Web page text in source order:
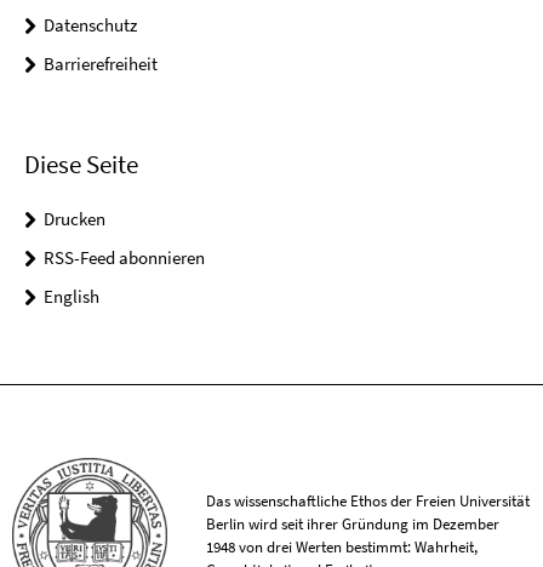
Datenschutz
Barrierefreiheit
Diese Seite
Drucken
RSS-Feed abonnieren
English
Das wissenschaftliche Ethos der Freien Universität
Berlin wird seit ihrer Gründung im Dezember
1948 von drei Werten bestimmt: Wahrheit,